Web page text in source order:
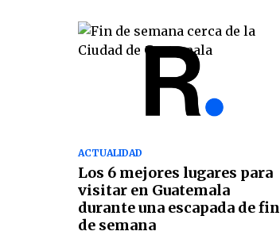
ACTUALIDAD
Los 6 mejores lugares para
visitar en Guatemala
durante una escapada de fin
de semana